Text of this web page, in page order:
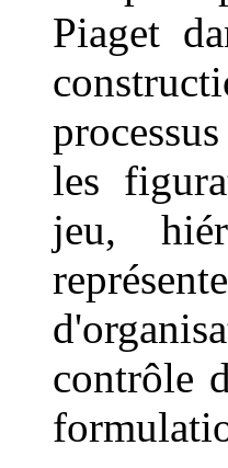
Piaget
les
jeu,
contrôle